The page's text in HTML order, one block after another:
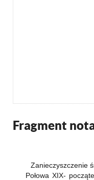
Fragment
Zanieczyszczenie
Połowa XIX-